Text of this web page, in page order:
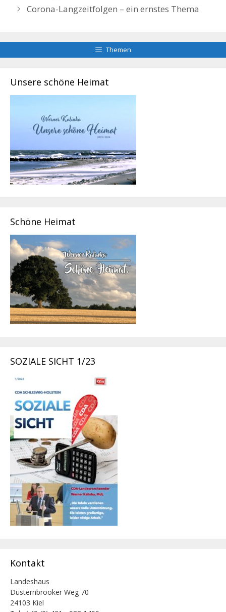
Corona-Langzeitfolgen – ein ernstes Thema
Themen
Unsere schöne Heimat
Schöne Heimat
SOZIALE SICHT 1/23
Kontakt
Landeshaus
Düsternbrooker Weg 70
24103 Kiel